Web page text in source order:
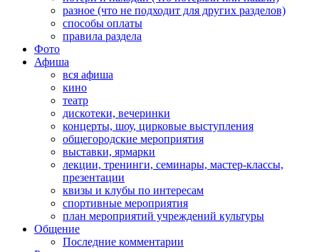
разное (что не подходит для других разделов)
способы оплаты
правила раздела
Фото
Афиша
вся афиша
кино
театр
дискотеки, вечеринки
концерты, шоу, цирковые выступления
общегородские мероприятия
выставки, ярмарки
лекции, тренинги, семинары, мастер-классы,
презентации
квизы и клубы по интересам
спортивные мероприятия
план мероприятий учреждений культуры
Общение
Последние комментарии